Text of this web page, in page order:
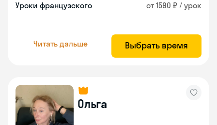
Уроки французского от 1590 ₽ / урок
Читать дальше Выбрать время
Ольга